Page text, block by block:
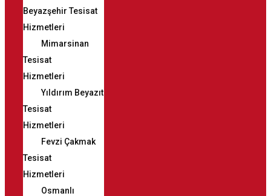
Beyazşehir Tesisat
Hizmetleri
Mimarsinan
Tesisat
Hizmetleri
Yıldırım Beyazıt
Tesisat
Hizmetleri
Fevzi Çakmak
Tesisat
Hizmetleri
Osmanlı